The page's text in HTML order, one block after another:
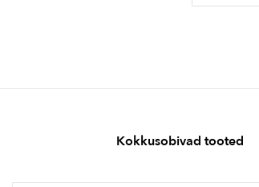
Kokkusobivad tooted